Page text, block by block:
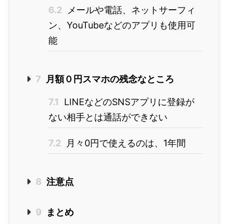
6.2
メールや電話、ネットサーフィ
ン、YouTubeなどのアプリも使用可
能
7 月額０円スマホの残念なところ
7.1
LINEなどのSNSアプリに登録が
ない相手とは通話ができない
7.2 月々0円で使えるのは、1年間
8 注意点
9 まとめ